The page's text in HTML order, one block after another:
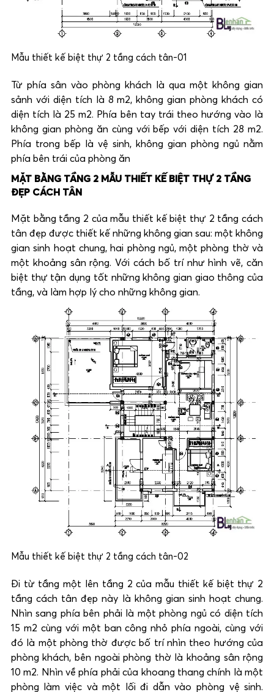
Mẫu thiết kế biệt thự 2 tầng cách tân-01
Từ phía sân vào phòng khách là qua một không gian
sảnh với diện tích là 8 m2, không gian phòng khách có
diện tích là 25 m2. Phía bên tay trái theo hướng vào là
không gian phòng ăn cùng với bếp với diện tích 28 m2.
Phía trong bếp là vệ sinh, không gian phòng ngủ nằm
phía bên trái của phòng ăn
MẶT BẰNG TẦNG 2 MẪU THIẾT KẾ BIỆT THỰ 2 TẦNG
ĐẸP CÁCH TÂN
Mặt bằng tầng 2 của mẫu thiết kế biệt thự 2 tầng cách
tân đẹp được thiết kế những không gian sau: một không
gian sinh hoạt chung, hai phòng ngủ, một phòng thờ và
một khoảng sân rộng. Với cách bố trí như hình vẽ, căn
biệt thự tận dụng tốt những không gian giao thông của
tầng, và làm hợp lý cho những không gian.
Mẫu thiết kế biệt thự 2 tầng cách tân-02
Đi từ tầng một lên tầng 2 của mẫu thiết kế biệt thự 2
tầng cách tân đẹp này là không gian sinh hoạt chung.
Nhìn sang phía bên phải là một phòng ngủ có diện tích
15 m2 cùng với một ban công nhỏ phía ngoài, cùng với
đó là một phòng thờ được bố trí nhìn theo hướng của
phòng khách, bên ngoài phòng thờ là khoảng sân rộng
10 m2. Nhìn về phía phải của khoang thang chính là một
phòng làm việc và một lối đi dẫn vào phòng vệ sinh.